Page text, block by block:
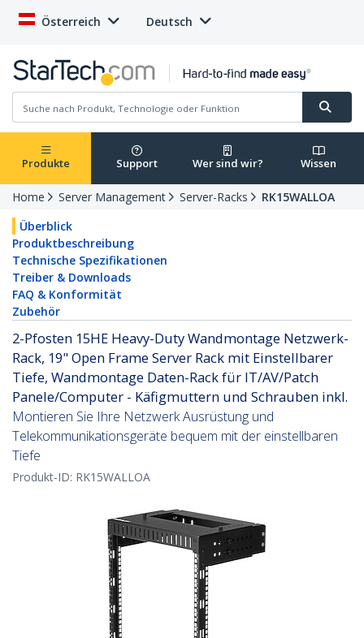
Österreich Deutsch
Produkte Support Wer sind wir? Wissen
Home Server Management Server-Racks
RK15WALLOA
Überblick
Produktbeschreibung
Technische Spezifikationen
Treiber & Downloads
FAQ & Konformität
Zubehör
2-Pfosten 15HE Heavy-Duty Wandmontage Netzwerk-
Rack, 19" Open Frame Server Rack mit Einstellbarer
Tiefe, Wandmontage Daten-Rack für IT/AV/Patch
Panele/Computer - Käfigmuttern und Schrauben inkl.
Montieren Sie Ihre Netzwerk Ausrüstung und
Telekommunikationsgeräte bequem mit der einstellbaren
Tiefe
Produkt-ID: RK15WALLOA